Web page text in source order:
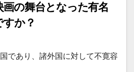
の舞台となった有名
か？
であり、諸外国に対して不寛容